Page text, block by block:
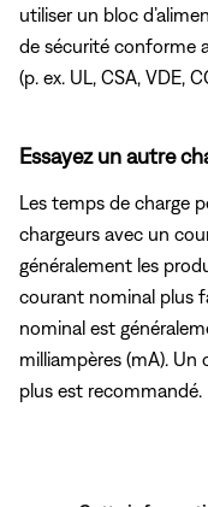
utiliser un bloc
de sécurité conforme
(p. ex. UL, CSA, VDE,
Essayez un autre
Les temps de charge
chargeurs avec un
généralement les
courant nominal plus
nominal est
milliampères (mA).
plus est recommandé.